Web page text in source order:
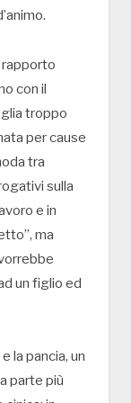
rapporto
con il
troppo
per cause
tra
sulla
e in
ma
un figlio ed
la pancia, un
parte più